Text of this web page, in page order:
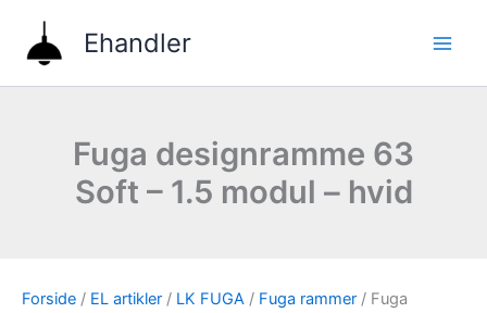
indholdet
Ehandler
Fuga designramme 63
Soft – 1.5 modul – hvid
Forside / EL artikler / LK FUGA / Fuga rammer / Fuga